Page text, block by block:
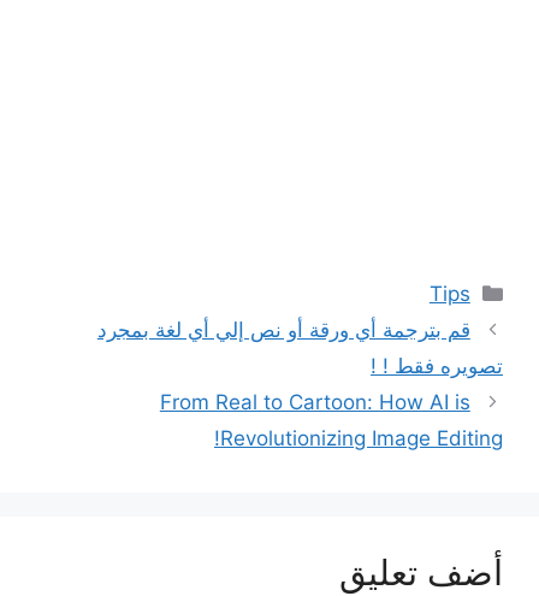
التصنيفات
Tips
قم بترجمة أي ورقة أو نص إلي أي لغة بمجرد
تصويره فقط ! !
From Real to Cartoon: How AI is
Revolutionizing Image Editing!
أضف تعليق